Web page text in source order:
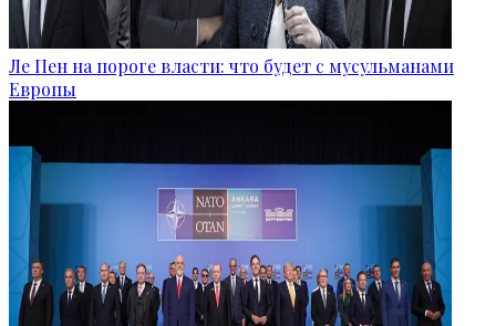
Ле Пен на пороге власти: что будет с мусульманами
Европы